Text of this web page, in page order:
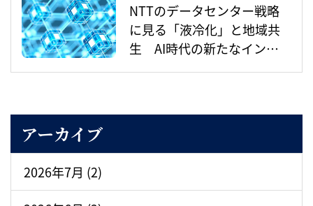
NTTのデータセンター戦略
に見る「液冷化」と地域共
生 AI時代の新たなインフ
ラ整備とは
アーカイブ
2026年7月 (2)